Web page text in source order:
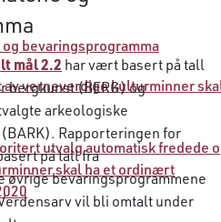
bevaringsprogramma
av verneverdige kulturminner
utvalg automatisk fredede
skal ha et ordinært
mål 2.2 har vært basert på tall
bergkunst (BERG) og
arkeologiske
Rapporteringen for
på tall fra
øvrige bevaringsprogrammene
vil bli omtalt under